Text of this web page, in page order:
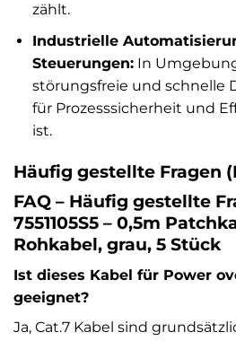
zählt.
Industrielle
Steuerungen:In
störungsfreie und schnelle
für Prozesssicherheit und
ist.
Häufig gestellte Fragen
FAQ – Häufig gestellte
7551105S5 – 0,5m
Rohkabel, grau, 5 Stück
Ist dieses Kabel für Power
geeignet?
Ja, Cat.7 Kabel sind